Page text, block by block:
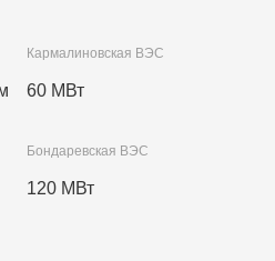
60 МВт
Кармалиновская ВЭС
120 МВт
Бондаревская ВЭС